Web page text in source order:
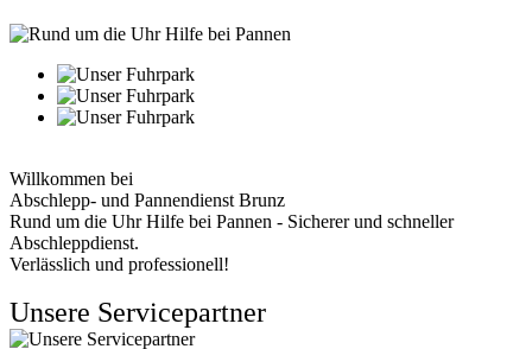
Willkommen bei
Abschlepp- und Pannendienst Brunz
Rund um die Uhr Hilfe bei Pannen - Sicherer und schneller
Abschleppdienst.
Verlässlich und professionell!
Unsere Servicepartner